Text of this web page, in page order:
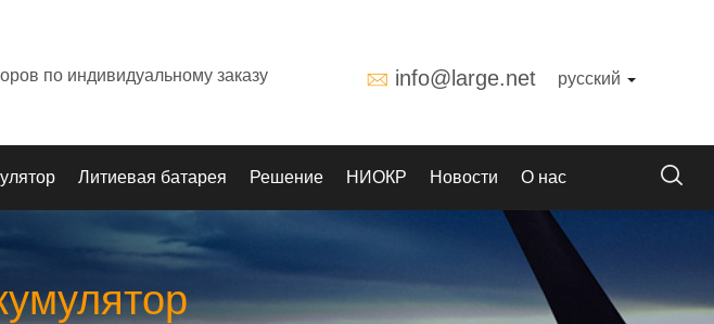
по индивидуальному заказу info@large.net русский
Литиевая батарея Решение НИОКР Новости О нас